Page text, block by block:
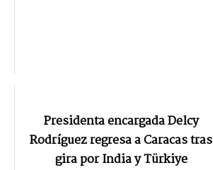
Presidenta encargada Delcy
Rodríguez regresa a Caracas tras
gira por India y Türkiye